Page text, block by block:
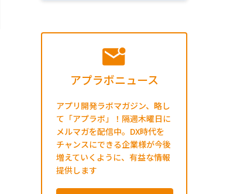
アプラボニュース
アプリ開発ラボマガジン、略し
て「アプラボ」！隔週木曜日に
メルマガを配信中。DX時代を
チャンスにできる企業様が今後
増えていくように、有益な情報
提供します